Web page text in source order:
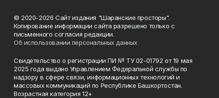
© 2020-2026 Сайт издания "Шаранские просторы".
Копирование информации сайта разрешено только с
письменного согласия редакции.
Об использовании персональных данных
Свидетельство о регистрации ПИ № ТУ 02-01792 от 19 мая
2025 года выдано Управлением Федеральной службы по
надзору в сфере связи, информационных технологий и
массовых коммуникаций по Республике Башкортостан.
Возрастная категория 12+